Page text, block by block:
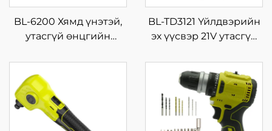
BL-6200 Хямд үнэтэй,
утасгүй өнцгийн
дэлгэцтэй, хурдны
хяналттой, өндөр
чанартай полировлэх
шлифмашин,
цэнэглэгддэг,
BL-TD3121 Үйлдвэрийн
эх үүсвэр 21V утасгүй
хутга, олон үйлдэлт
далавчтай хавтан,
хэмнэлттэй утасгүй
олон зориулалтын
хэрэгсэл